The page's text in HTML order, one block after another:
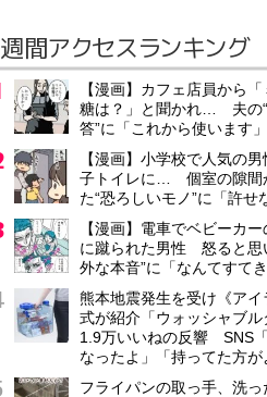
週間アクセスランキング
【漫画】カフェ店員から
糖は？」と聞かれ… 夫の“
答”に「これから使います」
【漫画】小学校で人気の
子トイレに… 個室の隙間
た“恐ろしいモノ”に「許せ
【漫画】電車でベビーカ
に蹴られた男性 怒ると思
外な本音”に「なんてすてき
熊本地震発生を受け《アイ
式が紹介「ウォッシャブル
1.9万いいねの反響 SNS
なったよ」「持ってた方が
フライパンの取っ手、洗っ